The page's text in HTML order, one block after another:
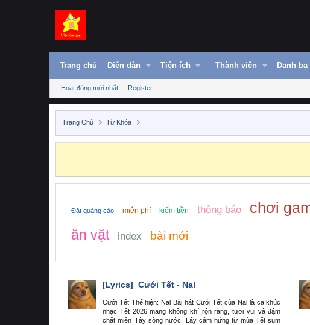
Trang chủ Diễn đàn Tiện ích Thành viên Danh bạ
Hoạt động mới nhất Register
Trang Chủ Từ Khóa
Đặt quảng cáo miễn phí kiếm tiền thông báo chơi
ăn vặt index bài mới
[Lyrics] Cưới Tết - Nal
Cưới Tết Thể hiện: Nal Bài hát Cưới Tết của Nal là ca khúc
nhạc Tết 2026 mang không khí rộn ràng, tươi vui và đậm
chất miền Tây sông nước. Lấy cảm hứng từ mùa Tết sum